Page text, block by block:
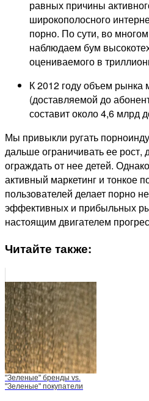
равных причины
широкополосного
порно. По сути, во
наблюдаем бум
оцениваемого в
К 2012 году объем
(доставляемой до
составит около 4,6 млрд
Мы привыкли ругать
дальше ограничивать ее рост,
ограждать от нее детей.
активный маркетинг и тонкое
пользователей делает порно
эффективных и прибыльных
настоящим двигателем
Читайте также:
"Зеленые" бренды vs.
"Зеленые" покупатели